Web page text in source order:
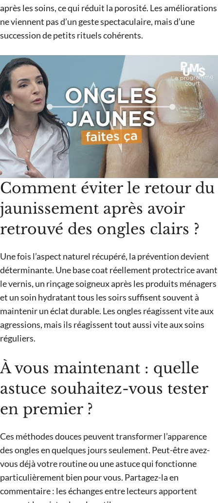
après les soins, ce qui réduit la porosité. Les améliorations
ne viennent pas d’un geste spectaculaire, mais d’une
succession de petits rituels cohérents.
Comment éviter le retour du
jaunissement après avoir
retrouvé des ongles clairs ?
Une fois l’aspect naturel récupéré, la prévention devient
déterminante. Une base coat réellement protectrice avant
le vernis, un rinçage soigneux après les produits ménagers
et un soin hydratant tous les soirs suffisent souvent à
maintenir un éclat durable. Les ongles réagissent vite aux
agressions, mais ils réagissent tout aussi vite aux soins
réguliers.
À vous maintenant : quelle
astuce souhaitez-vous tester
en premier ?
Ces méthodes douces peuvent transformer l’apparence
des ongles en quelques jours seulement. Peut-être avez-
vous déjà votre routine ou une astuce qui fonctionne
particulièrement bien pour vous. Partagez-la en
commentaire : les échanges entre lecteurs apportent